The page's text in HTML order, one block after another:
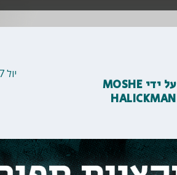
יול 7, 2025
על ידי MOSHE
HALICKMAN